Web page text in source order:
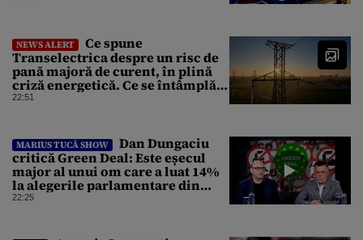
NEWS ALERT
Ce spune
Transelectrica despre un risc de
pană majoră de curent, în plină
criză energetică. Ce se întâmplă
cu Sistemul Electroenergetic
22:51
MARIUS TUCĂ SHOW
Dan Dungaciu
critică Green Deal: Este eșecul
major al unui om care a luat 14%
la alegerile parlamentare din
Olanda
22:25